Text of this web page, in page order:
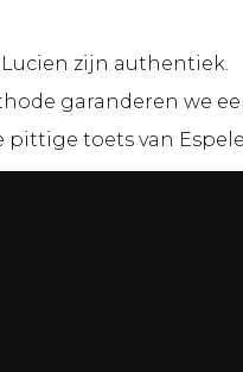
zijn authentiek.
garanderen we
toets van